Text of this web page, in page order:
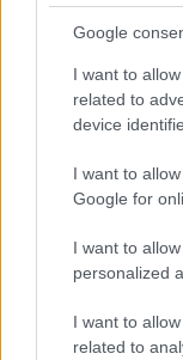
Google
I want to
related to
device
I want to
Google for
I want to
personalized
I want to
related to
ΕΔΩτην
Πώς θα
σωστά;
Το
έγκυρα
ως ΕΠΟΠ.